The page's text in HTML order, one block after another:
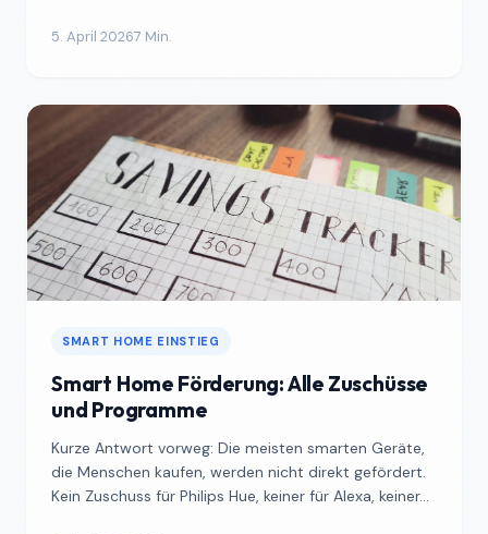
5. April 20267 Min.
SMART HOME EINSTIEG
Smart Home Förderung: Alle Zuschüsse
und Programme
Kurze Antwort vorweg: Die meisten smarten Geräte,
die Menschen kaufen, werden nicht direkt gefördert.
Kein Zuschuss für Philips Hue, keiner für Alexa, keiner...